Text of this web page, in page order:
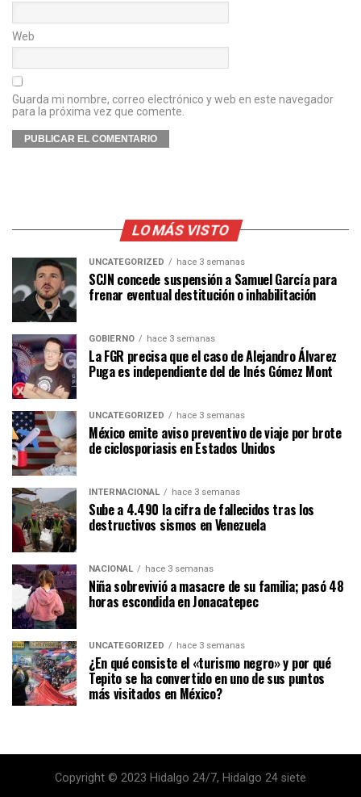
Web
Guarda mi nombre, correo electrónico y web en este navegador
para la próxima vez que comente.
LO MÁS VISTO
UNCATEGORIZED hace 3 semanas
SCJN concede suspensión a Samuel García para
frenar eventual destitución o inhabilitación
GOBIERNO hace 3 semanas
La FGR precisa que el caso de Alejandro Álvarez
Puga es independiente del de Inés Gómez Mont
UNCATEGORIZED hace 3 semanas
México emite aviso preventivo de viaje por brote
de ciclosporiasis en Estados Unidos
INTERNACIONAL hace 3 semanas
Sube a 4.490 la cifra de fallecidos tras los
destructivos sismos en Venezuela
NACIONAL hace 3 semanas
Niña sobrevivió a masacre de su familia; pasó 48
horas escondida en Jonacatepec
UNCATEGORIZED hace 3 semanas
¿En qué consiste el «turismo negro» y por qué
Tepito se ha convertido en uno de sus puntos
más visitados en México?
Copyright © 2023 Hidalgo 24/7, Hidalgo 24 siete